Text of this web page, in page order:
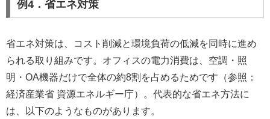
例4．省エネ対策
省エネ対策は、コスト削減と環境負荷の低減を同時に進め
られる取り組みです。オフィスの電力消費は、空調・照
明・OA機器だけで全体の約8割を占めるためです（参照：
経済産業省 資源エネルギー庁）。代表的な省エネ方法に
は、以下のようなものがあります。